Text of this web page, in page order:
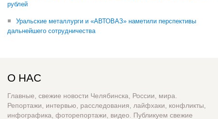
рублей
Уральские металлурги и «АВТОВАЗ» наметили перспективы
дальнейшего сотрудничества
О НАС
Главные, свежие новости Челябинска, России, мира.
Репортажи, интервью, расследования, лайфхаки, конфликты,
инфографика, фоторепортажи, видео. Публикуем свежие